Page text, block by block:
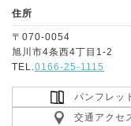
住所
〒070-0054
旭川市4条西4丁目1-2
TEL.0166-25-1115
パンフレッ
交通アクセ